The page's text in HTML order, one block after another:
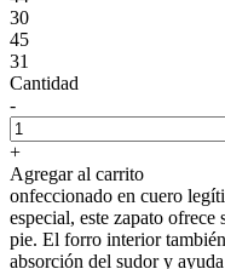
30
45
31
Cantidad
-
+
Agregar al carrito
onfeccionado en cuero
especial, este zapato
pie. El forro interior
absorción del sudor y